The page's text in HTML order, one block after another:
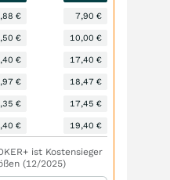
€ 7,90 €
€ 10,00 €
€ 17,40 €
€ 18,47 €
€ 17,45 €
€ 19,40 €
ist Kostensieger
(12/2025)